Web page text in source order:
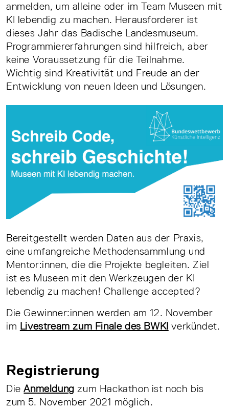
anmelden, um alleine oder im Team Museen mit
KI lebendig zu machen. Herausforderer ist
dieses Jahr das Badische Landesmuseum.
Programmiererfahrungen sind hilfreich, aber
keine Voraussetzung für die Teilnahme.
Wichtig sind Kreativität und Freude an der
Entwicklung von neuen Ideen und Lösungen.
Bereitgestellt werden Daten aus der Praxis,
eine umfangreiche Methodensammlung und
Mentor:innen, die die Projekte begleiten. Ziel
ist es Museen mit den Werkzeugen der KI
lebendig zu machen! Challenge accepted?
Die Gewinner:innen werden am 12. November
im Livestream zum Finale des BWKI verkündet.
Registrierung
DieAnmeldung zum Hackathon ist noch bis
zum 5. November 2021 möglich.